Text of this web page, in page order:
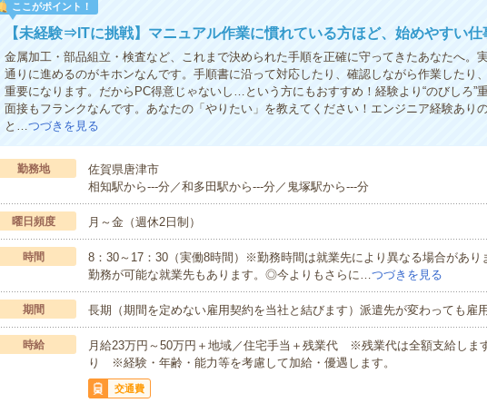
ここがポイント！
【未経験⇒ITに挑戦】マニュアル作業に慣れている方ほど、始めやすい仕
金属加工・部品組立・検査など、これまで決められた手順を正確に守ってきたあなたへ。
通りに進めるのがキホンなんです。手順書に沿って対応したり、確認しながら作業したり
重要になります。だからPC得意じゃないし…という方にもおすすめ！経験より“のびしろ”重
面接もフランクなんです。あなたの「やりたい」を教えてください！エンジニア経験あり
と…つづきを見る
勤務地
佐賀県唐津市
相知駅から---分／和多田駅から---分／鬼塚駅から---分
曜日頻度 月～金（週休2日制）
時間
8：30～17：30（実働8時間）※勤務時間は就業先により異なる場合があ
勤務が可能な就業先もあります。◎今よりもさらに…つづきを見る
期間 長期（期間を定めない雇用契約を当社と結びます）派遣先が変わっても雇
時給
月給23万円～50万円＋地域／住宅手当＋残業代 ※残業代は全額支給し
り ※経験・年齢・能力等を考慮して加給・優遇します。
交通費